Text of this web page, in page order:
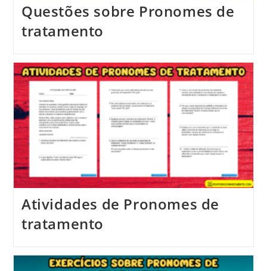
Questões sobre Pronomes de
tratamento
Atividades de Pronomes de
tratamento